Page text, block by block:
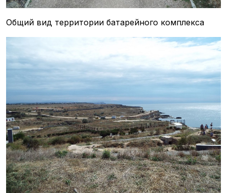
Общий вид территории батарейного комплекса